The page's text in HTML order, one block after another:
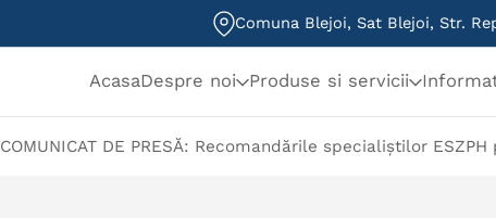
Comuna Blejoi, Sat Blejoi, Str.
AcasaDespre noi Produse si servicii
COMUNICAT DE PRESĂ: Recomandările specialiștilor